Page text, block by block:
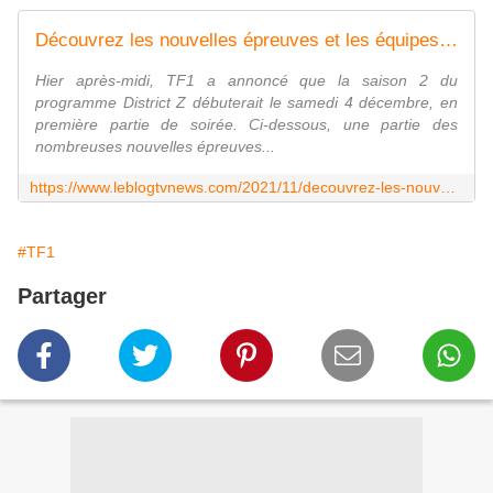
Découvrez les nouvelles épreuves et les équipes du programme District Z (Reloaded). - Leblogtvnews
Hier après-midi, TF1 a annoncé que la saison 2 du
programme District Z débuterait le samedi 4 décembre, en
première partie de soirée. Ci-dessous, une partie des
nombreuses nouvelles épreuves...
#TF1
Partager